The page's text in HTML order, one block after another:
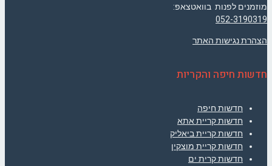
מוזמנים לפנות בוואטצאפ:
052-3190319
הצהרת נגישות האתר
חדשות חיפה והקריות
חדשות חיפה
חדשות קריית אתא
חדשות קריית ביאליק
חדשות קריית מוצקין
חדשות קרית ים